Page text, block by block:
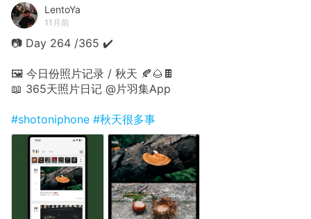
LentoYa
11月前
📷 Day 264 /365 ✔️
🖼 今日份照片记录 / 秋天 🍂🌰🍫
📖 365天照片日记 @片羽集App
#shotoniphone #秋天很多事